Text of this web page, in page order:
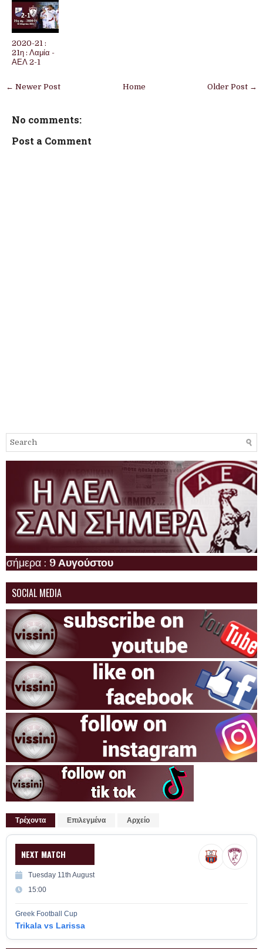
2020-21 :
21η : Λαμία -
ΑΕΛ 2-1
← Newer Post Older Post →
Home
No comments:
Post a Comment
SOCIAL MEDIA
Τρέχοντα Επιλεγμένα Αρχείο
NEXT MATCH
Tuesday 11th August
15:00
Greek Football Cup
Trikala vs Larissa